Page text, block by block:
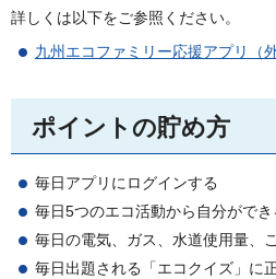
詳しくは以下をご参照ください。
九州エコファミリー応援アプリ（
ポイントの貯め方
毎日アプリにログインする
毎日5つのエコ活動から自分がで
毎日の電気、ガス、水道使用量、
毎日出題される「エコクイズ」に